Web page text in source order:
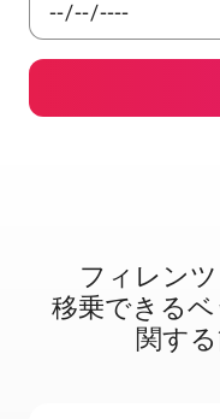
フィレン
移⁠乗⁠で⁠き⁠る
関⁠す⁠